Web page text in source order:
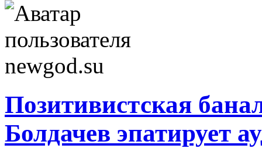
Позитивистская
Болдачев эпатирует